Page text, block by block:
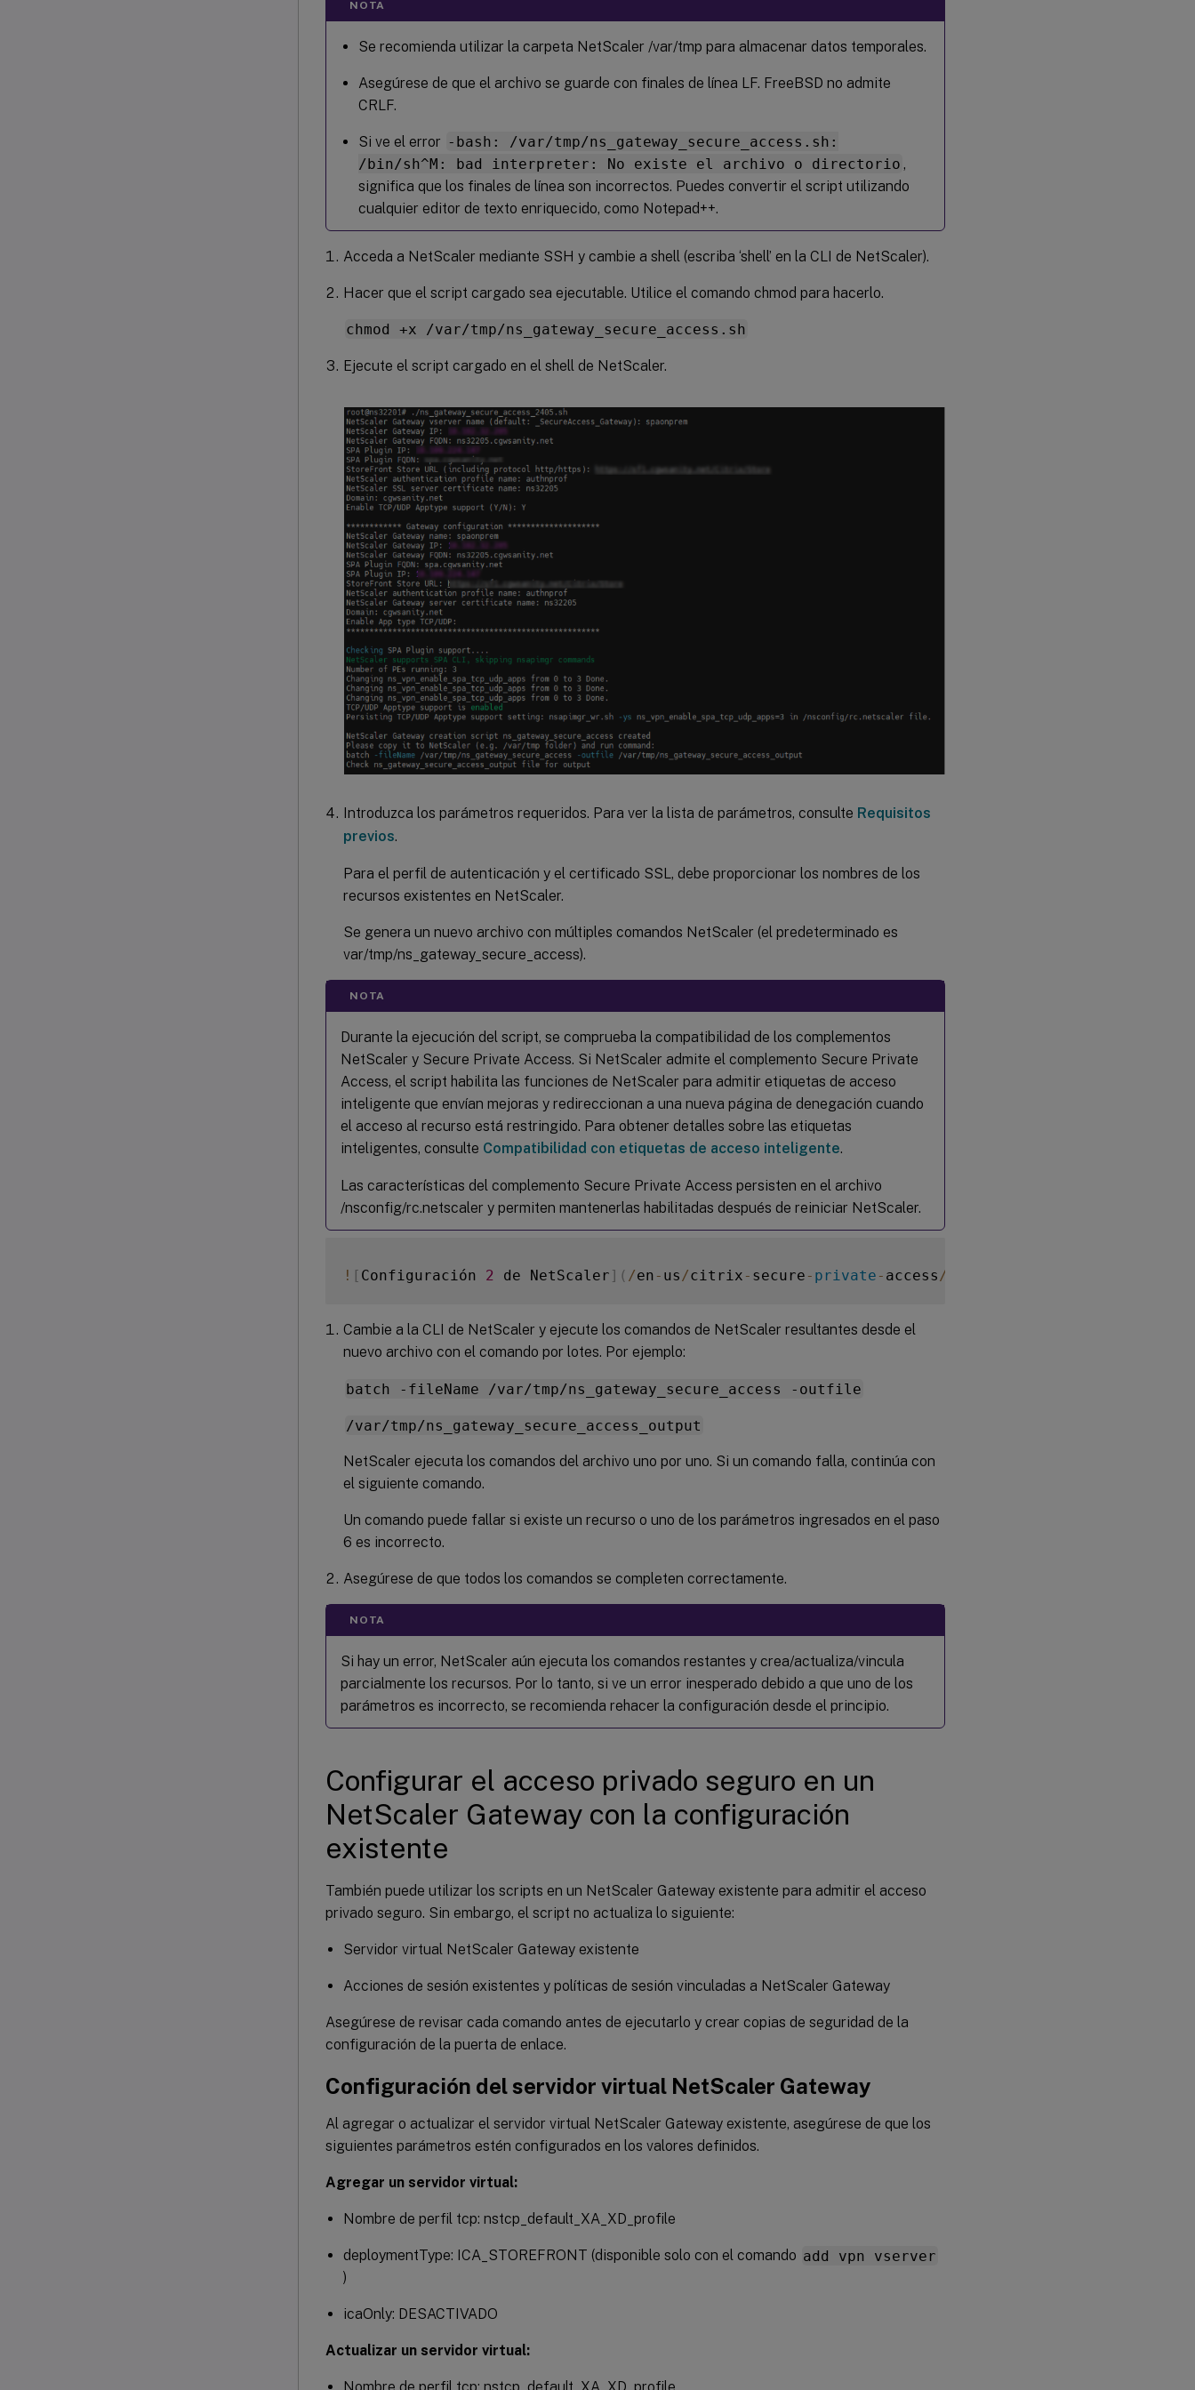
NOTA
Se recomienda utilizar la carpeta NetScaler /var/tmp para almacenar datos temporales.
Asegúrese de que el archivo se guarde con finales de línea LF. FreeBSD no admite
CRLF.
Si ve el error -bash: /var/tmp/ns_gateway_secure_access.sh:
/bin/sh^M: bad interpreter: No existe el archivo o directorio ,
significa que los finales de línea son incorrectos. Puedes convertir el script utilizando
cualquier editor de texto enriquecido, como Notepad++.
Acceda a NetScaler mediante SSH y cambie a shell (escriba ‘shell’ en la CLI de NetScaler).
Hacer que el script cargado sea ejecutable. Utilice el comando chmod para hacerlo.
chmod +x /var/tmp/ns_gateway_secure_access.sh
Ejecute el script cargado en el shell de NetScaler.
Introduzca los parámetros requeridos. Para ver la lista de parámetros, consulte Requisitos
previos.
Para el perfil de autenticación y el certificado SSL, debe proporcionar los nombres de los
recursos existentes en NetScaler.
Se genera un nuevo archivo con múltiples comandos NetScaler (el predeterminado es
var/tmp/ns_gateway_secure_access).
NOTA
Durante la ejecución del script, se comprueba la compatibilidad de los complementos
NetScaler y Secure Private Access. Si NetScaler admite el complemento Secure Private
Access, el script habilita las funciones de NetScaler para admitir etiquetas de acceso
inteligente que envían mejoras y redireccionan a una nueva página de denegación cuando
el acceso al recurso está restringido. Para obtener detalles sobre las etiquetas
inteligentes, consulte Compatibilidad con etiquetas de acceso inteligente.
Las características del complemento Secure Private Access persisten en el archivo
/nsconfig/rc.netscaler y permiten mantenerlas habilitadas después de reiniciar NetScaler.
! [ Configuración 2 de NetScaler ] ( /en - us/citrix - secure - private - access/
Cambie a la CLI de NetScaler y ejecute los comandos de NetScaler resultantes desde el
nuevo archivo con el comando por lotes. Por ejemplo:
batch -fileName /var/tmp/ns_gateway_secure_access -outfile
/var/tmp/ns_gateway_secure_access_output
NetScaler ejecuta los comandos del archivo uno por uno. Si un comando falla, continúa con
el siguiente comando.
Un comando puede fallar si existe un recurso o uno de los parámetros ingresados en el paso
6 es incorrecto.
Asegúrese de que todos los comandos se completen correctamente.
NOTA
Si hay un error, NetScaler aún ejecuta los comandos restantes y crea/actualiza/vincula
parcialmente los recursos. Por lo tanto, si ve un error inesperado debido a que uno de los
parámetros es incorrecto, se recomienda rehacer la configuración desde el principio.
Configurar el acceso privado seguro en un
NetScaler Gateway con la configuración
existente
También puede utilizar los scripts en un NetScaler Gateway existente para admitir el acceso
privado seguro. Sin embargo, el script no actualiza lo siguiente:
Servidor virtual NetScaler Gateway existente
Acciones de sesión existentes y políticas de sesión vinculadas a NetScaler Gateway
Asegúrese de revisar cada comando antes de ejecutarlo y crear copias de seguridad de la
configuración de la puerta de enlace.
Configuración del servidor virtual NetScaler Gateway
Al agregar o actualizar el servidor virtual NetScaler Gateway existente, asegúrese de que los
siguientes parámetros estén configurados en los valores definidos.
Agregar un servidor virtual:
Nombre de perfil tcp: nstcp_default_XA_XD_profile
deploymentType: ICA_STOREFRONT (disponible solo con el comando add vpn vserver
)
icaOnly: DESACTIVADO
Actualizar un servidor virtual: